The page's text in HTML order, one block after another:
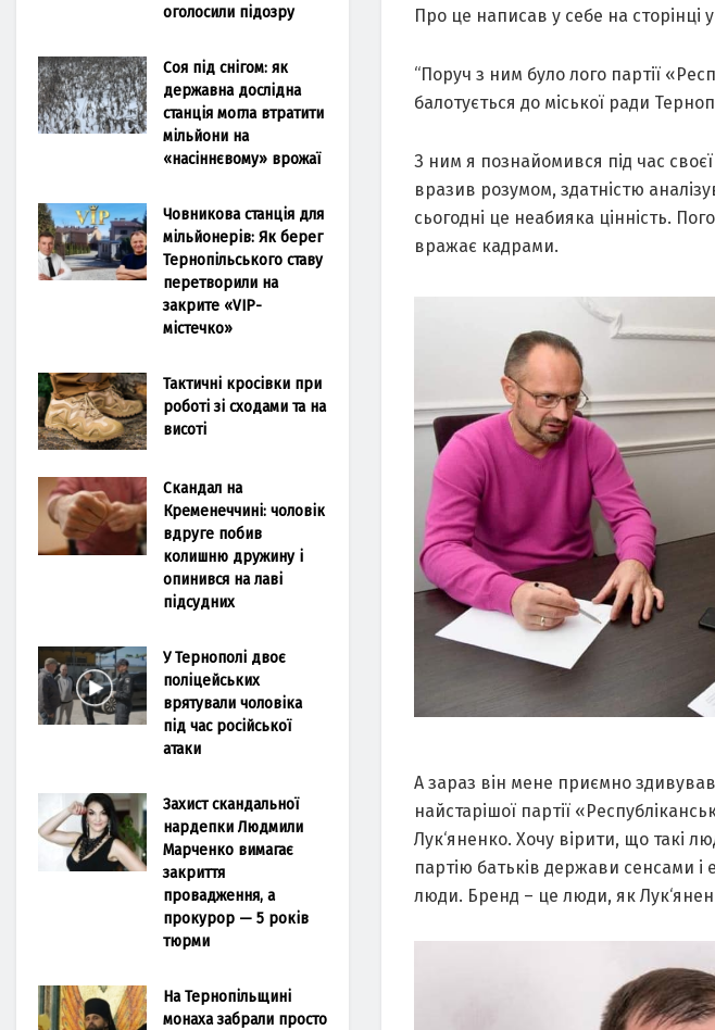
Про це написав у себе на сторінці
“Поруч з ним було лого партії
балотується до міської ради
З ним я познайомився під час
вразив розумом, здатністю
сьогодні це неабияка цінність.
вражає кадрами.
А зараз він мене приємно
найстарішої партії
Лук‘яненко. Хочу вірити, що такі
партію батьків держави сенсами і
люди. Бренд – це люди, як
оголосили підозру
Соя під снігом: як
державна дослідна
станція могла втратити
мільйони на
«насіннєвому» врожаї
Човникова станція для
мільйонерів: Як берег
Тернопільського ставу
перетворили на
закрите «VIP-
містечко»
Тактичні кросівки при
роботі зі сходами та на
висоті
Скандал на
Кременеччині: чоловік
вдруге побив
колишню дружину і
опинився на лаві
підсудних
У Тернополі двоє
поліцейських
врятували чоловіка
під час російської
атаки
Захист скандальної
нардепки Людмили
Марченко вимагає
закриття
провадження, а
прокурор — 5 років
тюрми
На Тернопільщині
монаха забрали просто